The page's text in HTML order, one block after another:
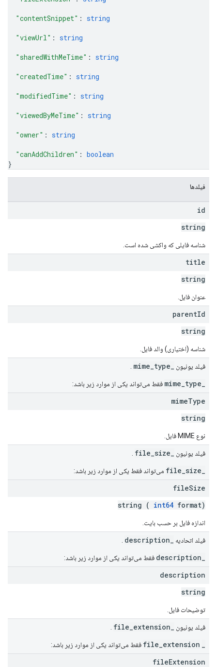
"contentSnippet" : string
"viewUrl" : string
"sharedWithMeTime" : string
"createdTime" : string
"modifiedTime" : string
"viewedByMeTime" : string
"owner" : string
"canAddChildren" : boolean
}
فیلدها
id
string
شناسه فایلی که واکشی شده است.
title
string
عنوان فایل.
parentId
string
شناسه (اختیاری) والد فایل.
فیلد یونیون
فقط می‌تواند یکی از موارد زیر باشد:
mimeType
string
نوع MIME فایل.
فیلد یونیون
می‌تواند فقط یکی از موارد زیر باشد:
fileSize
string ( int64 format)
اندازه فایل بر حسب بایت.
فیلد اتحادیه
فقط می‌تواند یکی از موارد زیر باشد:
description
string
توضیحات فایل.
فیلد یونیون
fileExtension